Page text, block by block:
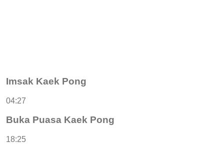
Imsak Kaek Pong
04:27
Buka Puasa Kaek Pong
18:25